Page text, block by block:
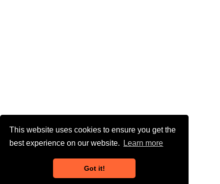
This website uses cookies to ensure you get the
best experience on our website.
Learn more
Got it!